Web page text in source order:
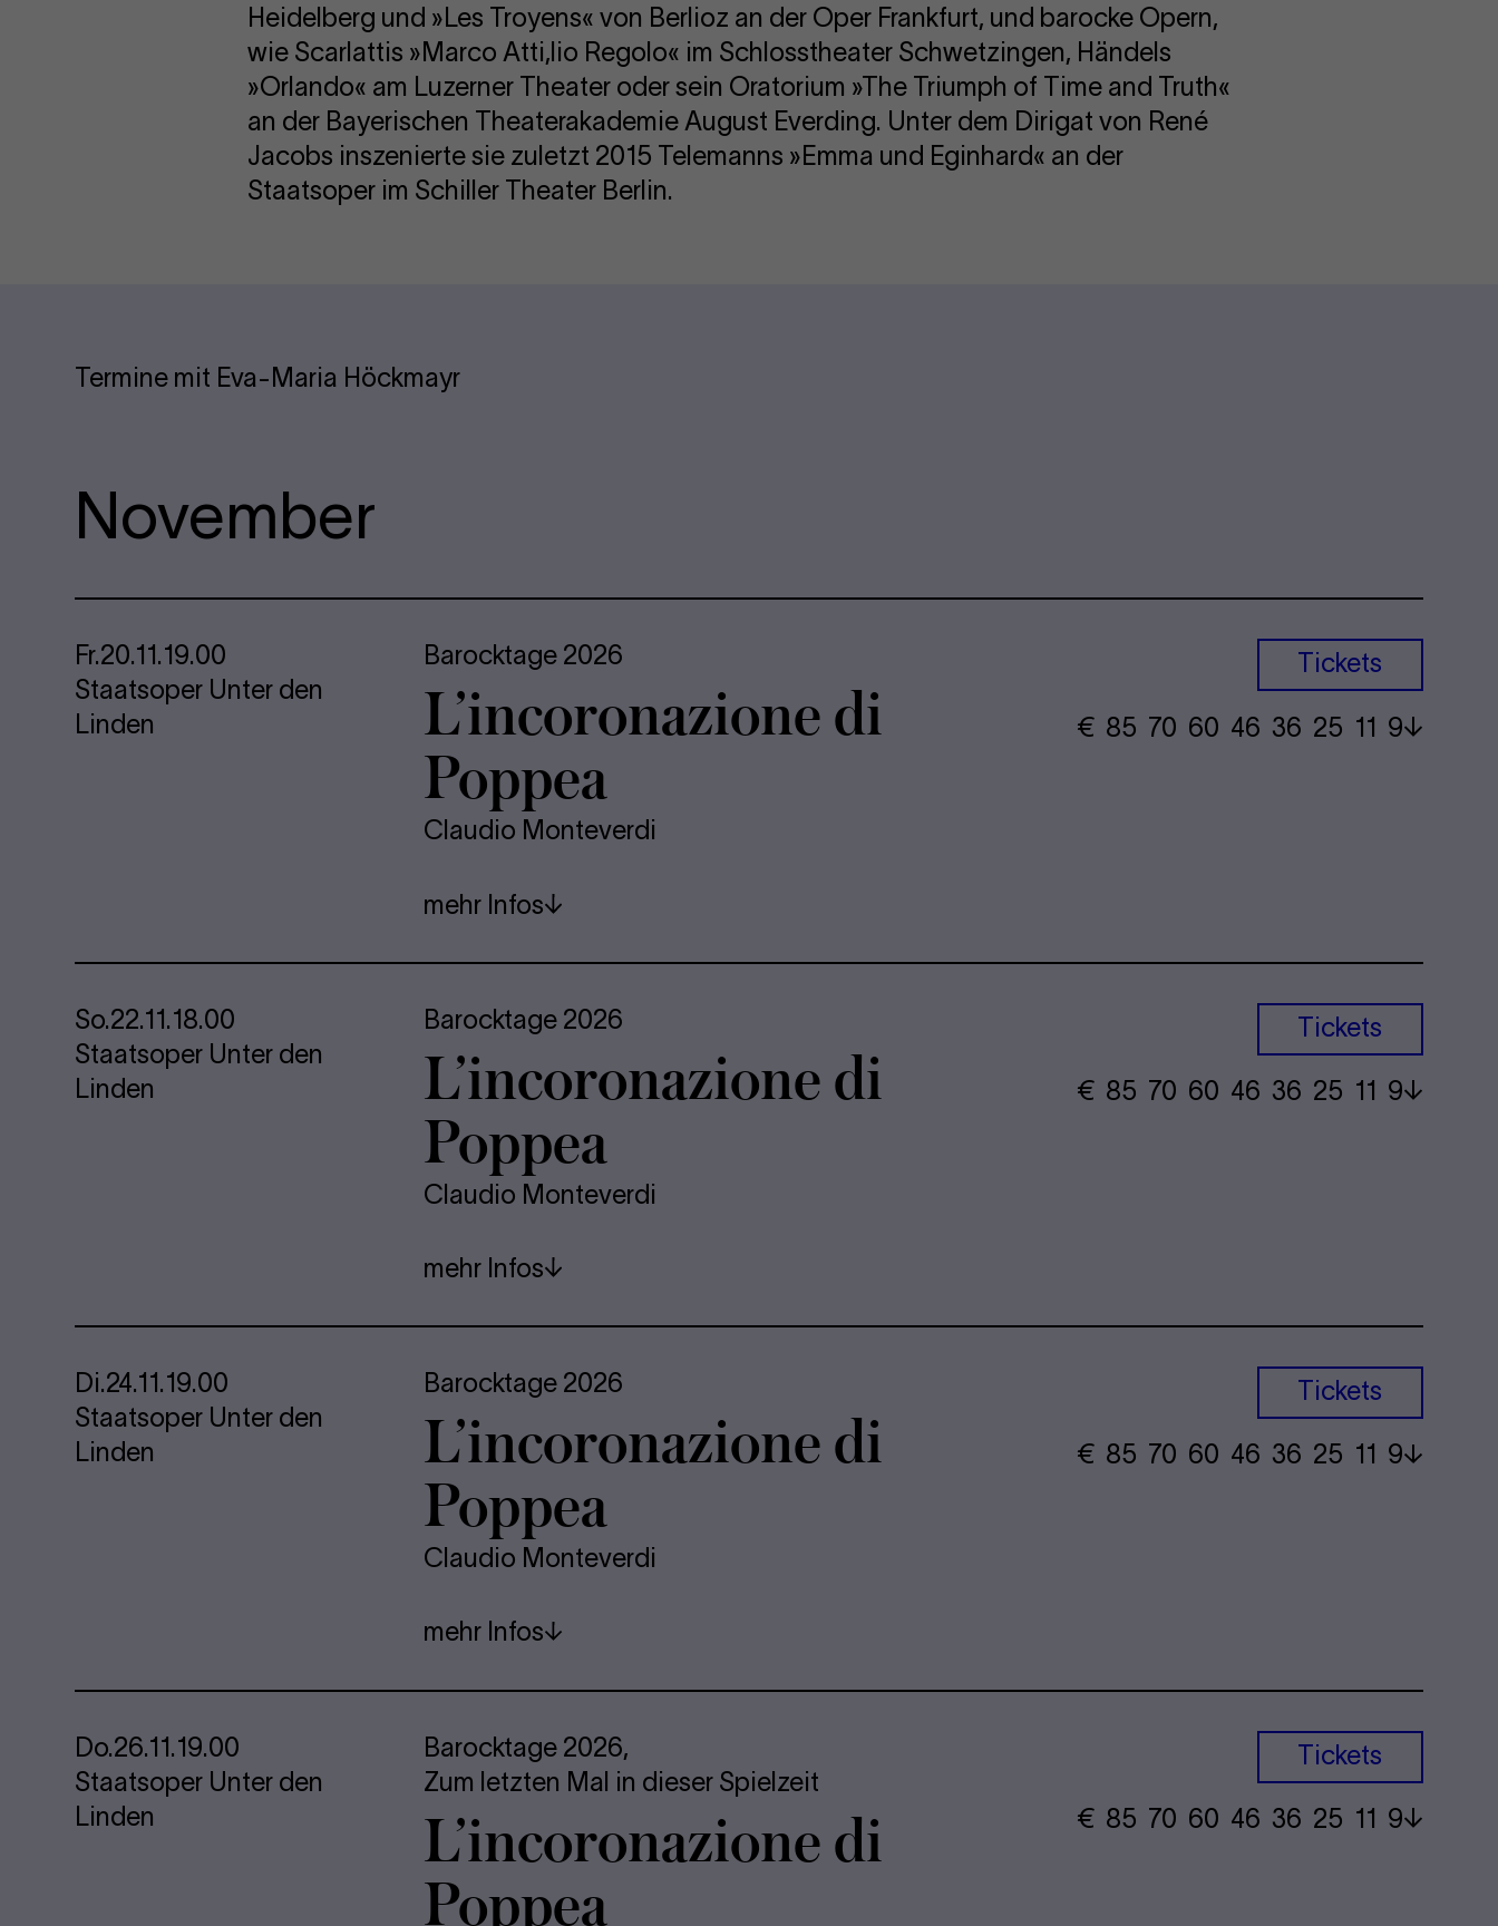
Heidelberg und »Les Troyens« von Berlioz an der Oper Frankfurt, und barocke Opern,
wie Scarlattis »Marco Atti,lio Regolo« im Schlosstheater Schwetzingen, Händels
»Orlando« am Luzerner Theater oder sein Oratorium »The Triumph of Time and Truth«
an der Bayerischen Theaterakademie August Everding. Unter dem Dirigat von René
Jacobs inszenierte sie zuletzt 2015 Telemanns »Emma und Eginhard« an der
Staatsoper im Schiller Theater Berlin.
Termine mit Eva-Maria Höckmayr
November
Fr.20.11.19.00
Staatsoper Unter den
Linden
Barocktage 2026
L’in­co­ro­na­zio­ne di
Pop­pea
Claudio Monteverdi
mehr Infos
Tickets
€ ​ 85 70 60​ 46 36 25​ 11 9
So.22.11.18.00
Staatsoper Unter den
Linden
Barocktage 2026
L’in­co­ro­na­zio­ne di
Pop­pea
Claudio Monteverdi
mehr Infos
Tickets
€ ​ 85 70 60​ 46 36 25​ 11 9
Di.24.11.19.00
Staatsoper Unter den
Linden
Barocktage 2026
L’in­co­ro­na­zio­ne di
Pop­pea
Claudio Monteverdi
mehr Infos
Tickets
€ ​ 85 70 60​ 46 36 25​ 11 9
Do.26.11.19.00
Staatsoper Unter den
Linden
Barocktage 2026,
Zum letzten Mal in dieser Spielzeit
L’in­co­ro­na­zio­ne di
Pop­pea
Tickets
€ ​ 85 70 60​ 46 36 25​ 11 9